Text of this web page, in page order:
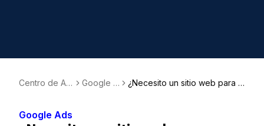
Centro de Ay
Google A
¿Necesito un sitio web para u
Google Ads